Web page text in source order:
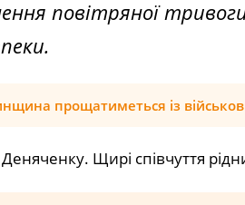
повітряної
прощатиметься із
Щирі співчуття